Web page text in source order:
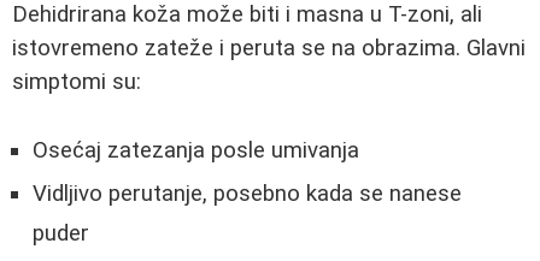
Dehidrirana koža može biti i masna u T-zoni, ali
istovremeno zateže i peruta se na obrazima. Glavni
simptomi su:
Osećaj zatezanja posle umivanja
Vidljivo perutanje, posebno kada se nanese
puder